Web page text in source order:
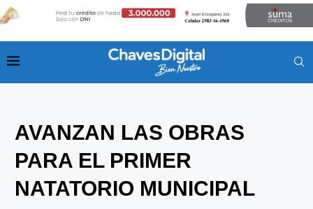
AVANZAN LAS OBRAS
PARA EL PRIMER
NATATORIO MUNICIPAL